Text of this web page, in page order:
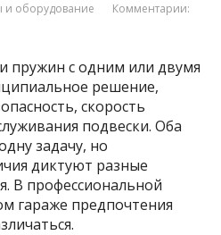
и оборудование
Комментарии:
пружин с одним или двумя
решение,
скорость
подвески. Оба
задачу, но
диктуют разные
В профессиональной
гараже предпочтения